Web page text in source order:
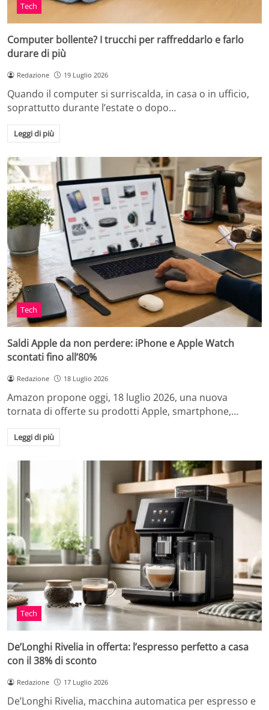
Tech
Computer bollente? I trucchi per raffreddarlo e farlo
durare di più
Redazione 19 Luglio 2026
Quando il computer si surriscalda, in casa o in ufficio,
soprattutto durante l’estate o dopo…
Leggi di più
Tech
Saldi Apple da non perdere: iPhone e Apple Watch
scontati fino all’80%
Redazione 18 Luglio 2026
Amazon propone oggi, 18 luglio 2026, una nuova
tornata di offerte su prodotti Apple, smartphone,…
Leggi di più
Tech
De’Longhi Rivelia in offerta: l’espresso perfetto a casa
con il 38% di sconto
Redazione 17 Luglio 2026
De’Longhi Rivelia, macchina automatica per espresso e